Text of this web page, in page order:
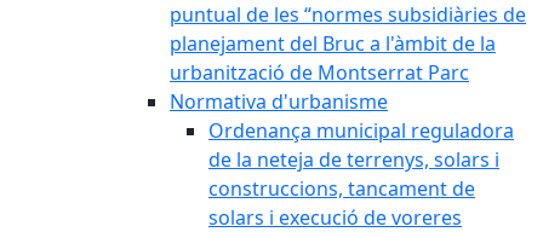
puntual de les “normes subsidiàries de
planejament del Bruc a l'àmbit de la
urbanització de Montserrat Parc
Normativa d'urbanisme
Ordenança municipal reguladora
de la neteja de terrenys, solars i
construccions, tancament de
solars i execució de voreres